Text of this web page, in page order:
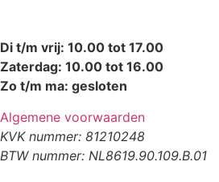
Di t/m vrij: 10.00 tot 17.00
Zaterdag: 10.00 tot 16.00
Zo t/m ma: gesloten
Algemene voorwaarden
KVK nummer: 81210248
BTW nummer: NL8619.90.109.B.01